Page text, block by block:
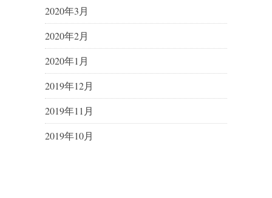
2020年3月
2020年2月
2020年1月
2019年12月
2019年11月
2019年10月